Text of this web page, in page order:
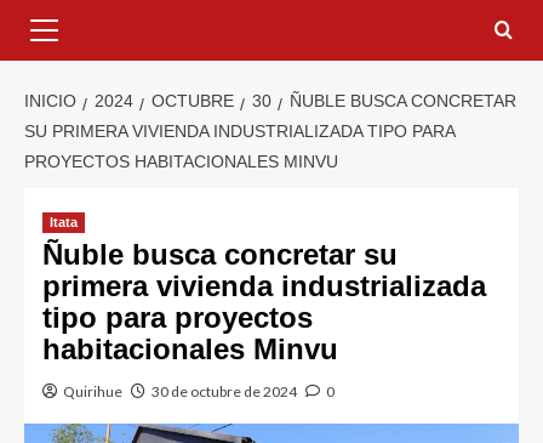
INICIO 2024 OCTUBRE 30
ÑUBLE BUSCA CONCRETAR
SU PRIMERA VIVIENDA INDUSTRIALIZADA TIPO PARA
PROYECTOS HABITACIONALES MINVU
Itata
Ñuble busca concretar su
primera vivienda industrializada
tipo para proyectos
habitacionales Minvu
Quirihue 30 de octubre de 2024 0